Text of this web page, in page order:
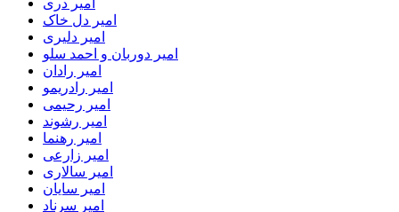
امیر دری
امیر دل خاک
امیر دلیری
امیر دوربان و احمد سلو
امیر رادان
امیر رادریمو
امیر رحیمی
امیر رشوند
امیر رهنما
امیر زارعی
امیر سالاری
امیر سایان
امیر سرناد